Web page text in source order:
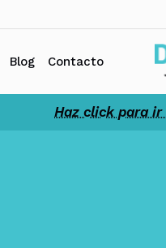
Blog Contacto
Haz click para